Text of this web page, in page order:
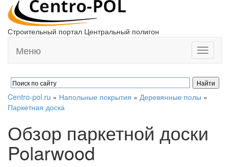
Строительный портал Центральный полигон
Toggle
Меню
Centro-pol.ru » Напольные покрытия » Деревянные полы »
Паркетная доска
Обзор паркетной доски
Polarwood